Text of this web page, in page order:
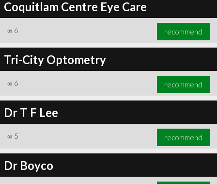
Coquitlam Centre Eye Care
∞ 6 recommend
Tri-City Optometry
∞ 6 recommend
Dr T F Lee
∞ 5 recommend
Dr Boyco